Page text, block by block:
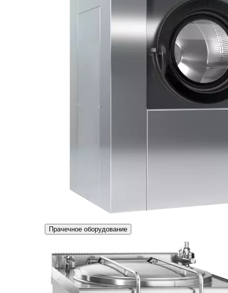
Прачечное оборудование